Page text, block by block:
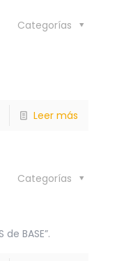
Categorías
Leer más
Categorías
BASE”.